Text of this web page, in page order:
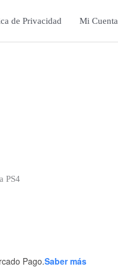
de Privacidad Mi Cuenta
PS4
Pago.Saber más